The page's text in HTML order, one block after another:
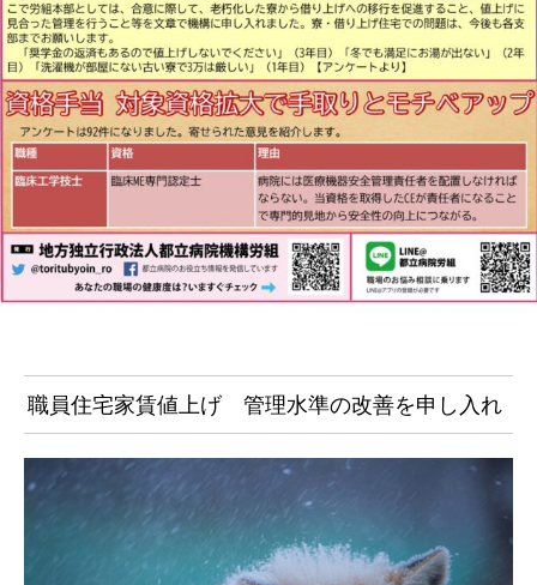
職員住宅家賃値上げ 管理水準の改善を申し入れ